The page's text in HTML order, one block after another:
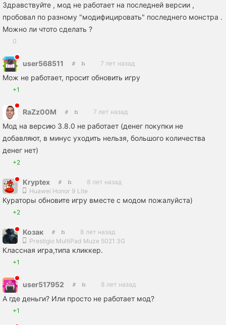
Здравствуйте , мод не работает на последней версии ,
пробовал по разному "модифицировать" последнего монстра .
Можно ли чтото сделать ?
0
user568511 7 лет назад
Мож не работает, просит обновить игру
+1
RaZz00M 7 лет назад
Мод на версию 3.8.0 не работает (денег покупки не
добавляют, в минус уходить нельзя, большого количества
денег нет)
+2
Kryptex
8 лет назад
Huawei Honor 9 Lite
Кураторы обновите игру вместе с модом пожалуйста)
+2
Козак
8 лет назад
Prestigio MultiPad Muze 5021 3G
Классная игра,типа кликкер.
+1
user517952 8 лет назад
А где деньги? Или просто не работает мод?
+1